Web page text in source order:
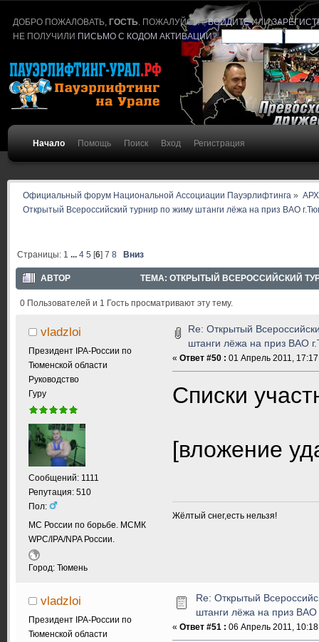
ДОБРО ПОЖАЛОВАТЬ,ГОСТЬ . ПОЖАЛУЙСТА,ВОЙДИТЕИЛИ
НЕ ПОЛУЧИЛИ ПИСЬМО С КОДОМ АКТИВАЦИИ?
Начало Помощь Поиск Вход Регистрация
Официальный форум Национальной Ассоциации Пауэрлифтинга »
Открытый Всероссийский турнир по жиму штанги лёжа на приз ВАО
Страницы: 1 ...4 5 [6]7 8 Вниз
АВТОР ТЕМА: ОТКРЫТЫЙ ВСЕРОССИЙСКИЙ
0 Пользователей и 1 Гость просматривают эту тему.
vladzloi
Президент IPA-России по
Тюменской области
Руководство
Гуру
Сообщений: 1111
Репутация: 510
Пол:
МС России по борьбе. МСМК
WPC/IPA/NPA России.
Город: Тюмень
Re: Открытый
штанги лёжа на приз ВАО
« Ответ #50 : 01 Апрель 2011,
Списки
[вложение
Жёлтый снег,есть нельзя!
vladzloi
Президент IPA-России по
Тюменской области
Re: Открытый
штанги лёжа на приз ВАО
« Ответ #51 : 06 Апрель 2011,